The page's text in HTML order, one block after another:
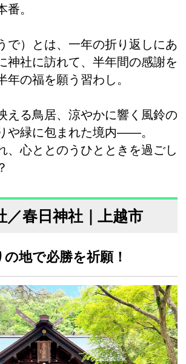
番。
で）とは、一年の折り返しにあ
神社に訪れて、半年間の感謝を
年の福を願う習わし。
える鳥居、涼やかに響く風鈴の
や緑に包まれた境内——。
、心ととのうひとときを過ごし
／春日神社｜上越市
地で必勝を祈願！